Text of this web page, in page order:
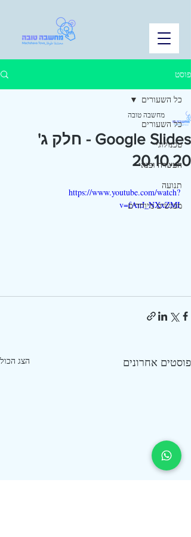
פוסט
כל השעורים
טכנולוגי
העשרה ופנאי
תנועה
מפגשים מיוחדים
כל השעורים
Google Slides - חלק ג'
20.10.20
מחשבה טובה
https://www.youtube.com/watch?
v=fAnJ_NXxZMI
פוסטים אחרונים הצג הכול